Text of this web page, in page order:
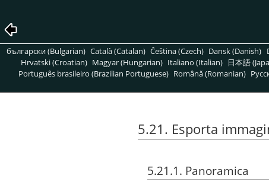
български (Bulgarian) Català (Catalan) Čeština (Czech) Dansk (Danish)
Hrvatski (Croatian) Magyar (Hungarian) Italiano (Italian) 日本語
Português brasileiro (Brazilian Portuguese) Română (Romanian)
5.21. Esporta
5.21.1. Panoramica